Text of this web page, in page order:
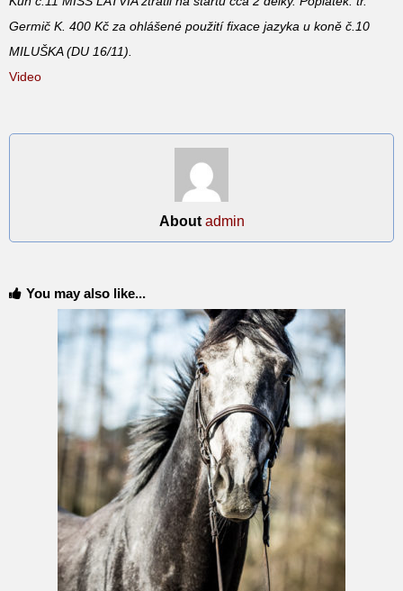
Germič K. 400 Kč za ohlášené použití fixace jazyka u koně č.10
MILUŠKA (DU 16/11).
Video
About admin
You may also like...